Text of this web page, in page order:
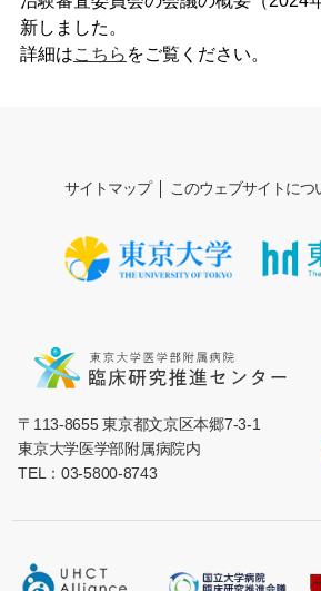
新しました。
詳細はこちら をご覧ください。
サイトマップ このウェブサイトにつ
〒113-8655 東京都文京区本郷7-3-1
東京大学医学部附属病院内
TEL：03-5800-8743